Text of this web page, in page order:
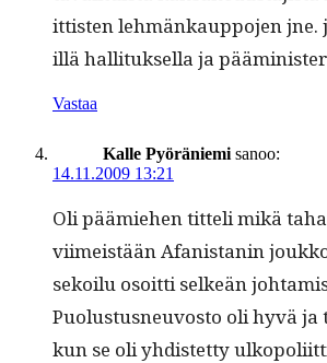
it­tis­ten lehmänkaup­po­jen
il­lä hal­li­tuk­sel­la ja
Vastaa
Kalle Pyöräniemi sanoo:
14.11.2009 13:21
Oli päämiehen tit­teli mikä
viimeistään Afanistanin
sekoilu osoit­ti selkeän
Puo­lus­tus­neu­vos­to oli hyvä
kun se oli yhdis­tet­ty